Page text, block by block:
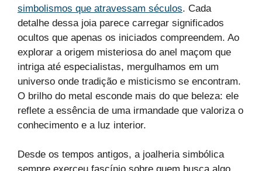
simbolismos que atravessam séculos. Cada
detalhe dessa joia parece carregar significados
ocultos que apenas os iniciados compreendem. Ao
explorar a origem misteriosa do anel maçom que
intriga até especialistas, mergulhamos em um
universo onde tradição e misticismo se encontram.
O brilho do metal esconde mais do que beleza: ele
reflete a essência de uma irmandade que valoriza o
conhecimento e a luz interior.
Desde os tempos antigos, a joalheria simbólica